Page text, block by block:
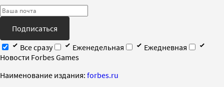
Подписаться
Все сразу
Еженедельная
Ежедневная
Новости Forbes Games
Наименование издания: forbes.ru